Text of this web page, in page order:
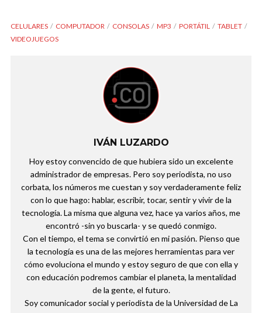
CELULARES COMPUTADOR CONSOLAS MP3 PORTÁTIL
TABLET
VIDEOJUEGOS
IVÁN LUZARDO
Hoy estoy convencido de que hubiera sido un excelente
administrador de empresas. Pero soy periodista, no uso
corbata, los números me cuestan y soy verdaderamente feliz
con lo que hago: hablar, escribir, tocar, sentir y vivir de la
tecnología. La misma que alguna vez, hace ya varios años, me
encontró -sin yo buscarla- y se quedó conmigo.
Con el tiempo, el tema se convirtió en mi pasión. Pienso que
la tecnología es una de las mejores herramientas para ver
cómo evoluciona el mundo y estoy seguro de que con ella y
con educación podremos cambiar el planeta, la mentalidad
de la gente, el futuro.
Soy comunicador social y periodista de la Universidad de La